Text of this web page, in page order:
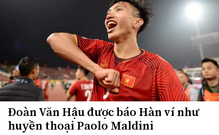
Đoàn Văn Hậu được báo Hàn ví như
huyền thoại Paolo Maldini